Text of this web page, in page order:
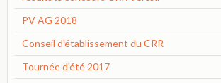
PV AG 2018
Conseil d'établissement du CRR
Tournée d'été 2017